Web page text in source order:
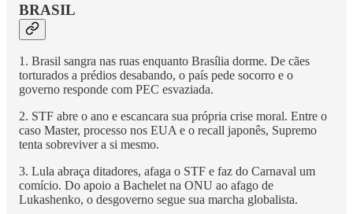
BRASIL
1. Brasil sangra nas ruas enquanto Brasília dorme. De cães
torturados a prédios desabando, o país pede socorro e o
governo responde com PEC esvaziada.
2. STF abre o ano e escancara sua própria crise moral. Entre o
caso Master, processo nos EUA e o recall japonês, Supremo
tenta sobreviver a si mesmo.
3. Lula abraça ditadores, afaga o STF e faz do Carnaval um
comício. Do apoio a Bachelet na ONU ao afago de
Lukashenko, o desgoverno segue sua marcha globalista.